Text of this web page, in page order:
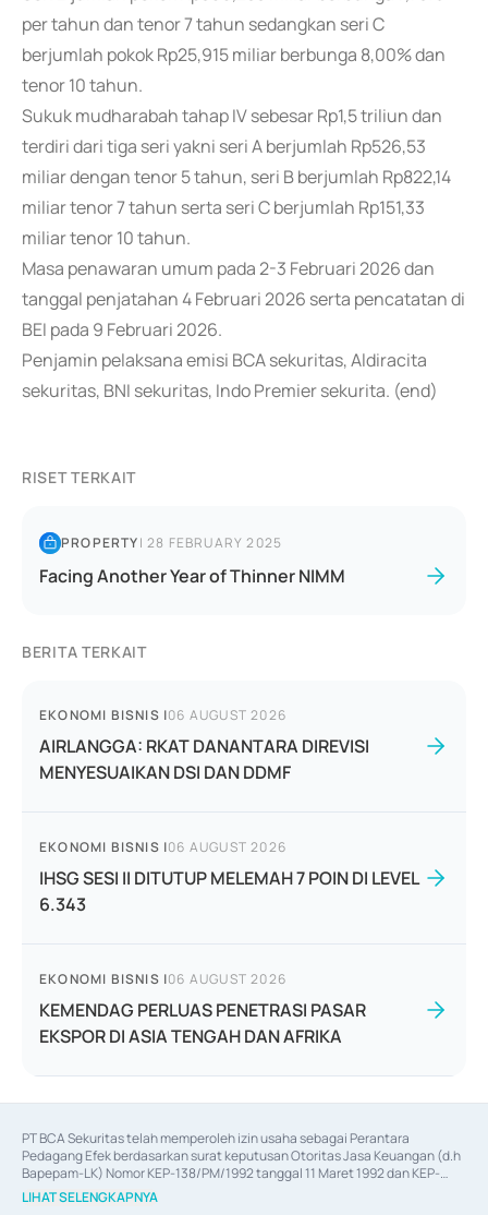
per tahun dan tenor 7 tahun sedangkan seri C
berjumlah pokok Rp25,915 miliar berbunga 8,00% dan
tenor 10 tahun.
Sukuk mudharabah tahap IV sebesar Rp1,5 triliun dan
terdiri dari tiga seri yakni seri A berjumlah Rp526,53
miliar dengan tenor 5 tahun, seri B berjumlah Rp822,14
miliar tenor 7 tahun serta seri C berjumlah Rp151,33
miliar tenor 10 tahun.
Masa penawaran umum pada 2-3 Februari 2026 dan
tanggal penjatahan 4 Februari 2026 serta pencatatan di
BEI pada 9 Februari 2026.
Penjamin pelaksana emisi BCA sekuritas, Aldiracita
sekuritas, BNI sekuritas, Indo Premier sekurita. (end)
RISET TERKAIT
PROPERTY|28 FEBRUARY 2025
Facing Another Year of Thinner NIMM
BERITA TERKAIT
EKONOMI BISNIS |06 AUGUST 2026
AIRLANGGA: RKAT DANANTARA DIREVISI
MENYESUAIKAN DSI DAN DDMF
EKONOMI BISNIS |06 AUGUST 2026
IHSG SESI II DITUTUP MELEMAH 7 POIN DI LEVEL
6.343
EKONOMI BISNIS |06 AUGUST 2026
KEMENDAG PERLUAS PENETRASI PASAR
EKSPOR DI ASIA TENGAH DAN AFRIKA
PT BCA Sekuritas telah memperoleh izin usaha sebagai Perantara
Pedagang Efek berdasarkan surat keputusan Otoritas Jasa Keuangan (d.h
Bapepam-LK) Nomor KEP-138/PM/1992 tanggal 11 Maret 1992 dan KEP-
06/D.04/2014 tanggal 28 Februari 2014, izin usaha sebagai Penjamin Emisi
Efek berdasarkan surat keputusan Otoritas Jasa Keuangan Nomor KEP-
LIHAT SELENGKAPNYA